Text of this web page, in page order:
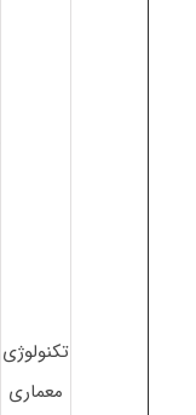
تکنولوژی
معماری